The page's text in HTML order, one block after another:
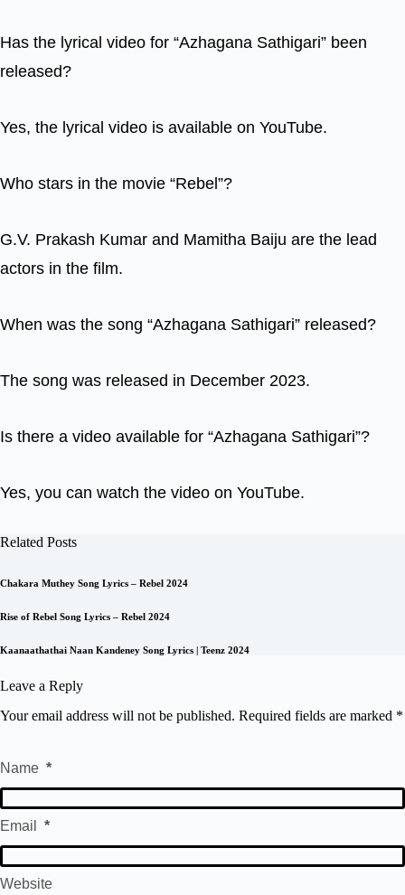
Has the lyrical video for “Azhagana Sathigari” been
released?
Yes, the lyrical video is available on YouTube.
Who stars in the movie “Rebel”?
G.V. Prakash Kumar and Mamitha Baiju are the lead
actors in the film.
When was the song “Azhagana Sathigari” released?
The song was released in December 2023.
Is there a video available for “Azhagana Sathigari”?
Yes, you can watch the video on YouTube.
Related Posts
Chakara Muthey Song Lyrics – Rebel 2024
Rise of Rebel Song Lyrics – Rebel 2024
Kaanaathathai Naan Kandeney Song Lyrics | Teenz 2024
Leave a Reply
Your email address will not be published. Required fields are marked *
Name *
Email *
Website